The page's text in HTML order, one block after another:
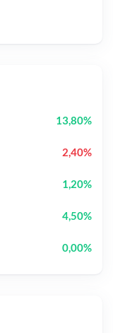
13,80%
2,40%
1,20%
4,50%
0,00%